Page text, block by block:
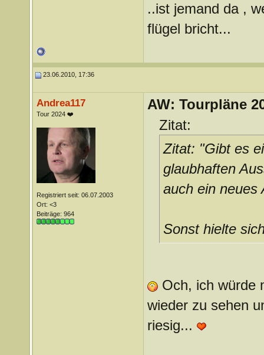
..ist jemand da ,
flügel bricht...
23.06.2010, 17:36
Andrea117
Tour 2024 ❤️
Registriert seit: 06.07.2003
Ort: <3
Beiträge: 964
AW: Tourpläne
Zitat:
Zitat: "Gibt es
glaubhaften
auch ein neues
Sonst hielte
Och, ich würde
wieder zu sehen
riesig...